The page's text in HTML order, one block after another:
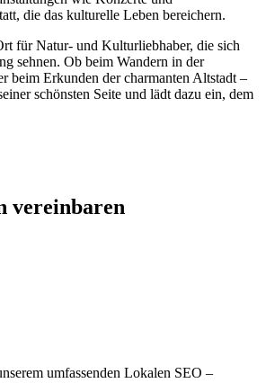
die das kulturelle Leben bereichern.
für Natur- und Kulturliebhaber, die sich
sehnen. Ob beim Wandern in der
beim Erkunden der charmanten Altstadt –
schönsten Seite und lädt dazu ein, dem
vereinbaren
umfassenden Lokalen SEO –